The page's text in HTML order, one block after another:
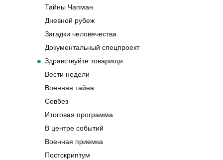
Тайны Чапман
Дневной рубеж
Загадки человечества
Документальный спецпроект
Здравствуйте товарищи
Вести недели
Военная тайна
Совбез
Итоговая программа
В центре событий
Военная приемка
Постскриптум